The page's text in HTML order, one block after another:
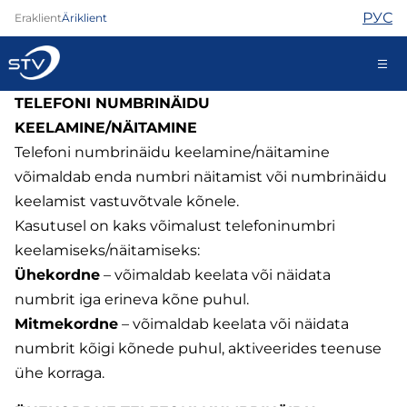
EraklientÄriklient РУС
kontakt@stv.ee
Iseteenindus
Internet
TV
Telefon
Turvateenused
Abi
Pood
Uudised
TELEFONI NUMBRINÄIDU
KEELAMINE/NÄITAMINE
Telefoni numbrinäidu keelamine/näitamine
võimaldab enda numbri näitamist või numbrinäidu
keelamist vastuvõtvale kõnele.
Kasutusel on kaks võimalust telefoninumbri
keelamiseks/näitamiseks:
Ühekordne – võimaldab keelata või näidata
numbrit iga erineva kõne puhul.
Mitmekordne – võimaldab keelata või näidata
numbrit kõigi kõnede puhul, aktiveerides teenuse
ühe korraga.